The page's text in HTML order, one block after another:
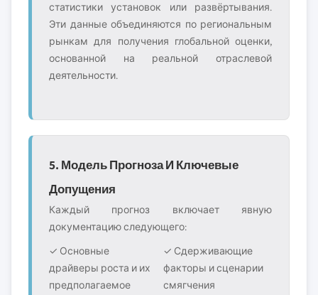
статистики установок или развёртывания.
Эти данные объединяются по региональным
рынкам для получения глобальной оценки,
основанной на реальной отраслевой
деятельности.
5. Модель Прогноза И Ключевые
Допущения
Каждый прогноз включает явную
документацию следующего:
✓ Основные
драйверы роста и их
предполагаемое
✓ Сдерживающие
факторы и сценарии
смягчения